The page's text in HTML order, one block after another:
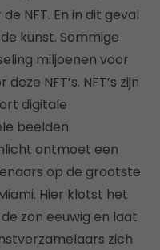
NFT. En in dit geval
kunst. Sommige
miljoenen voor
NFT’s. NFT’s zijn
digitale
beelden
ontmoet een
op de grootste
Hier klotst het
zon eeuwig en laat
zich